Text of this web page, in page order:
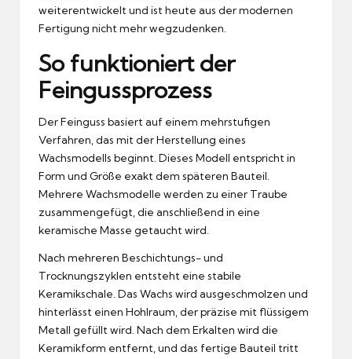
weiterentwickelt und ist heute aus der modernen
Fertigung nicht mehr wegzudenken.
So funktioniert der
Feingussprozess
Der Feinguss basiert auf einem mehrstufigen
Verfahren, das mit der Herstellung eines
Wachsmodells beginnt. Dieses Modell entspricht in
Form und Größe exakt dem späteren Bauteil.
Mehrere Wachsmodelle werden zu einer Traube
zusammengefügt, die anschließend in eine
keramische Masse getaucht wird.
Nach mehreren Beschichtungs- und
Trocknungszyklen entsteht eine stabile
Keramikschale. Das Wachs wird ausgeschmolzen und
hinterlässt einen Hohlraum, der präzise mit flüssigem
Metall gefüllt wird. Nach dem Erkalten wird die
Keramikform entfernt, und das fertige Bauteil tritt